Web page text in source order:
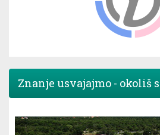
Znanje usvajajmo - okoliš